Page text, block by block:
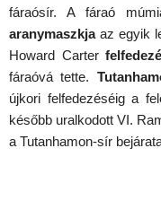
fáraósír. A fáraó
aranymaszkjaaz egyik
Howard Carter
fáraóvá tette.
újkori felfedezéséig a
később uralkodott VI.
a Tutanhamon-sír